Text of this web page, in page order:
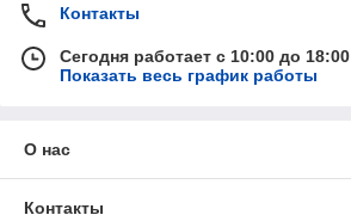
Контакты
Сегодня работает с 10:00 до 18:00
Показать весь график работы
О нас
Контакты